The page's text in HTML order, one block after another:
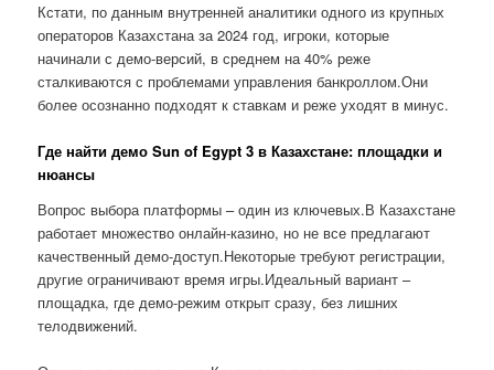
Кстати, по данным внутренней аналитики одного из крупных
операторов Казахстана за 2024 год, игроки, которые
начинали с демо-версий, в среднем на 40% реже
сталкиваются с проблемами управления банкроллом.Они
более осознанно подходят к ставкам и реже уходят в минус.
Где найти демо Sun of Egypt 3 в Казахстане: площадки и
нюансы
Вопрос выбора платформы – один из ключевых.В Казахстане
работает множество онлайн-казино, но не все предлагают
качественный демо-доступ.Некоторые требуют регистрации,
другие ограничивают время игры.Идеальный вариант –
площадка, где демо-режим открыт сразу, без лишних
телодвижений.